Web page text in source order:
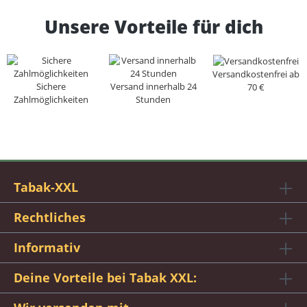
Unsere Vorteile für dich
Sichere
Zahlmöglichkeiten
Versand innerhalb 24
Stunden
Versandkostenfrei ab
70 €
Tabak-XXL
Rechtliches
Informativ
Deine Vorteile bei Tabak XXL: